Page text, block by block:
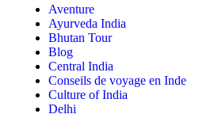
Aventure
Ayurveda India
Bhutan Tour
Blog
Central India
Conseils de voyage en Inde
Culture of India
Delhi